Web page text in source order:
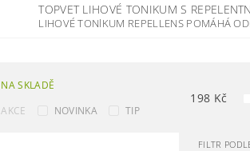
TOPVET LIHOVÉ TONIKUM S
LIHOVÉ TONlKUM REPELLENS POMÁHÁ
NA SKLADĚ
AKCE
NOVINKA TIP
198 Kč
FILTR